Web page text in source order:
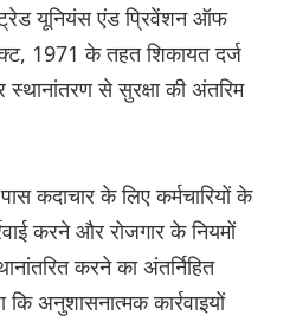
ट्रेड यूनियंस एंड प्रिवेंशन ऑफ
1971 के तहत शिकायत दर्ज
से सुरक्षा की अंतरिम
कदाचार के लिए कर्मचारियों के
करने और रोजगार के नियमों
करने का अंतर्निहित
अनुशासनात्मक कार्रवाइयों